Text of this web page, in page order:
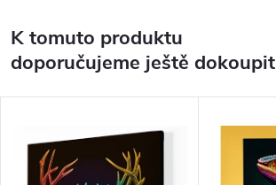
K tomuto produktu
doporučujeme ještě dokoupit